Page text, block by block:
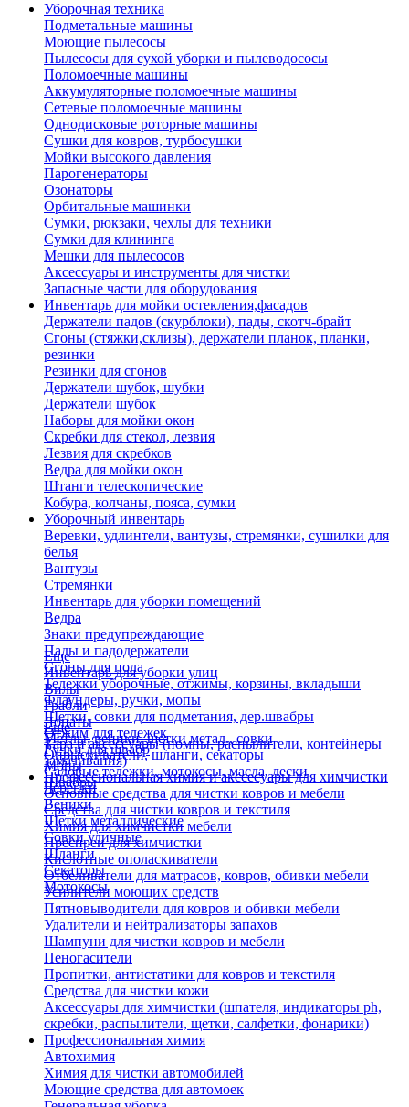
Уборочная техника
Подметальные машины
Моющие пылесосы
Пылесосы для сухой уборки и пылеводососы
Поломоечные машины
Аккумуляторные поломоечные машины
Сетевые поломоечные машины
Однодисковые роторные машины
Сушки для ковров, турбосушки
Мойки высокого давления
Парогенераторы
Озонаторы
Орбитальные машинки
Сумки, рюкзаки, чехлы для техники
Сумки для клининга
Мешки для пылесосов
Аксессуары и инструменты для чистки
Запасные части для оборудования
Инвентарь для мойки остекления,фасадов
Держатели падов (скурблоки), пады, скотч-брайт
Сгоны (стяжки,склизы), держатели планок, планки,
резинки
Резинки для сгонов
Держатели шубок, шубки
Держатели шубок
Наборы для мойки окон
Скребки для стекол, лезвия
Лезвия для скребков
Ведра для мойки окон
Штанги телескопические
Кобура, колчаны, пояса, сумки
Уборочный инвентарь
Веревки, удлинтели, вантузы, стремянки, сушилки для
белья
Вантузы
Стремянки
Инвентарь для уборки помещений
Ведра
Знаки предупреждающие
Пады и падодержатели
Сгоны для пола
Тележки уборочные, отжимы, корзины, вкладыши
Флаундеры, ручки, мопы
Щетки, совки для подметания, дер.швабры
Отжим для тележек
Ручки для швабр
Мопы
Швабры
Еще
Инвентарь для уборки улиц
Вилы
Грабли
Лопаты
Метлы, веники, щетки метал., совки
Опрыскиватели, шланги, секаторы
Садовые тележки, мотокосы, масла, лески
Черенки
Веники
Щетки металлические
Совки уличные
Шланги
Секаторы
Мотокосы
Еще
Тара и аксессуары (помпы, распылители, контейнеры
замачивания)
Профессиональная химия и акссесуары для химчистки
Основные средства для чистки ковров и мебели
Средства для чистки ковров и текстиля
Химия для химчистки мебели
Преспреи для химчистки
Кислотные ополаскиватели
Отбеливатели для матрасов, ковров, обивки мебели
Усилители моющих средств
Пятновыводители для ковров и обивки мебели
Удалители и нейтрализаторы запахов
Шампуни для чистки ковров и мебели
Пеногасители
Пропитки, антистатики для ковров и текстиля
Средства для чистки кожи
Аксессуары для химчистки (шпателя, индикаторы ph,
скребки, распылители, щетки, салфетки, фонарики)
Профессиональная химия
Автохимия
Химия для чистки автомобилей
Моющие средства для автомоек